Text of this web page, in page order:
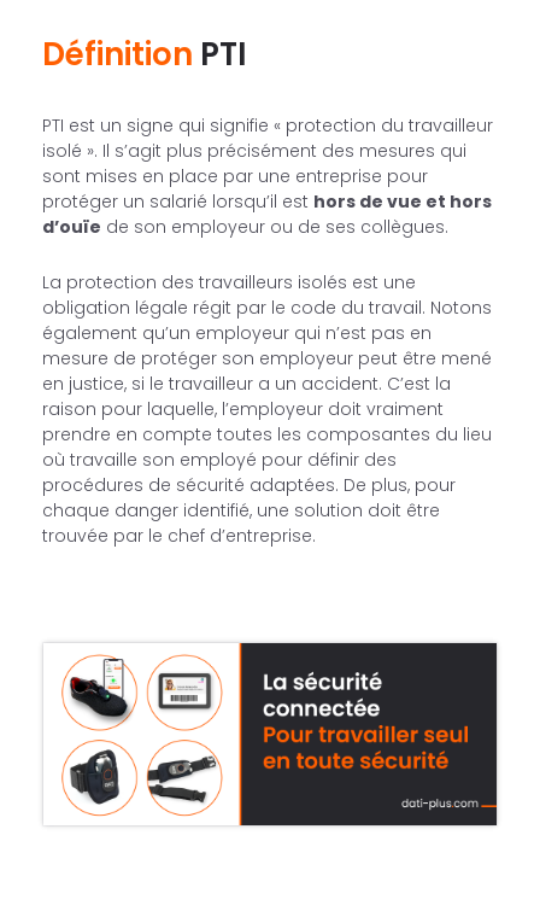
Définition PTI
PTI est un signe qui signifie « protection du travailleur
isolé ». Il s’agit plus précisément des mesures qui
sont mises en place par une entreprise pour
protéger un salarié lorsqu’il est hors de vue et hors
d’ouïe de son employeur ou de ses collègues.
La protection des travailleurs isolés est une
obligation légale régit par le code du travail. Notons
également qu’un employeur qui n’est pas en
mesure de protéger son employeur peut être mené
en justice, si le travailleur a un accident. C’est la
raison pour laquelle, l’employeur doit vraiment
prendre en compte toutes les composantes du lieu
où travaille son employé pour définir des
procédures de sécurité adaptées. De plus, pour
chaque danger identifié, une solution doit être
trouvée par le chef d’entreprise.